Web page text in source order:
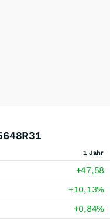
1 Jahr
+47,58
+10,13%
+0,84%